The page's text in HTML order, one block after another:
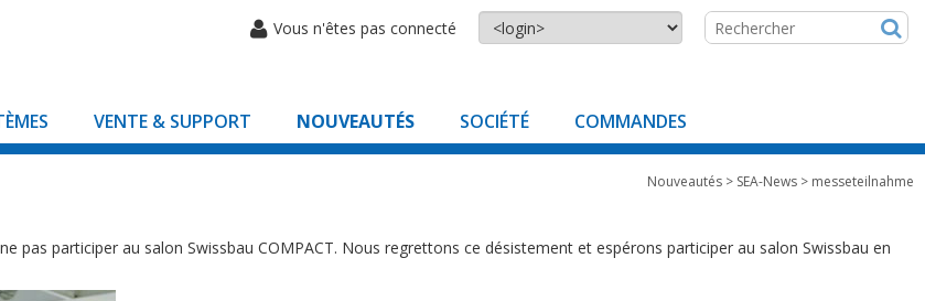
Vous n'êtes pas connecté
VENTE & SUPPORT NOUVEAUTÉS SOCIÉTÉ COMMANDES
Nouveautés > SEA-News > messeteilnahme
pas participer au salon Swissbau COMPACT. Nous regrettons ce désistement et espérons participer au salon Swissbau en